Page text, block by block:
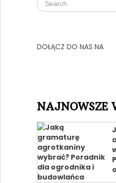
DOŁĄCZ DO NAS NA
NAJNOWSZE